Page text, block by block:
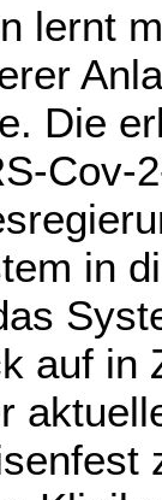
lernt
Die
Cov-
in
auf in